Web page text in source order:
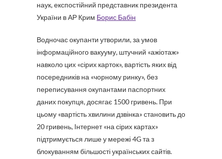
наук, експостійний представник президента
України в АР Крим Борис Бабін
Водночас окупанти утворили, за умов
інформаційного вакууму, штучний «ажіотаж»
навколо цих «сірих карток», вартість яких від
посередників на «чорному ринку», без
переписування окупантами паспортних
даних покупця, досягає 1500 гривень. При
цьому «вартість хвилини дзвінка» становить до
20 гривень, Інтернет «на сірих картах»
підтримується лише у мережі 4G та з
блокуванням більшості українських сайтів.